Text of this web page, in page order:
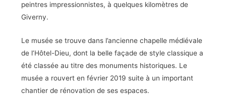
peintres impressionnistes, à quelques kilomètres de
Giverny.
Le musée se trouve dans l’ancienne chapelle médiévale
de l’Hôtel-Dieu, dont la belle façade de style classique a
été classée au titre des monuments historiques. Le
musée a rouvert en février 2019 suite à un important
chantier de rénovation de ses espaces.